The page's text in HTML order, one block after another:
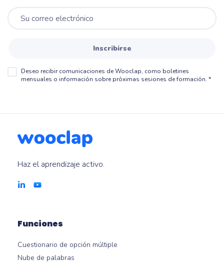
Inscribirse
Deseo recibir comunicaciones de Wooclap, como boletines
mensuales o información sobre próximas sesiones de formación. *
Haz el aprendizaje activo.
Funciones
Cuestionario de opción múltiple
Nube de palabras